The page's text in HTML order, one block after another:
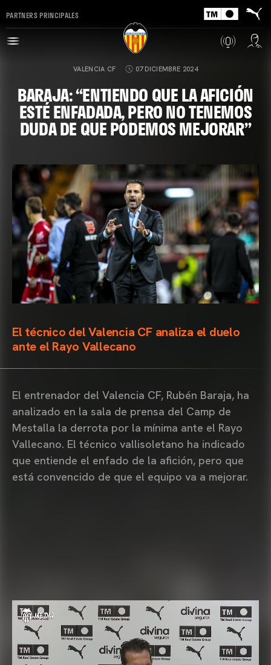
PARTNERS PRINCIPALES
VALENCIA CF 07 DICIEMBRE 2024
BARAJA: “ENTIENDO QUE LA AFICIÓN
ESTÉ ENFADADA, PERO NO TENEMOS
DUDA DE QUE PODEMOS MEJORAR”
El técnico del Valencia CF analiza el duelo
ante el Rayo Vallecano
El entrenador del Valencia CF, Rubén Baraja, ha
analizado en la sala de prensa del Camp de
Mestalla la derrota por la mínima ante el Rayo
Vallecano. El técnico vallisoletano ha indicado
que entiende el enfado de la afición, pero que
está convencido de que el equipo va a mejorar.